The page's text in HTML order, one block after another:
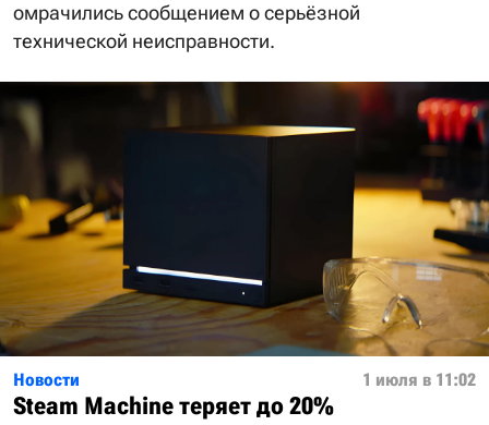
омрачились сообщением о серьёзной
технической неисправности.
Новости 1 июля в 11:02
Steam Machine теряет до 20%